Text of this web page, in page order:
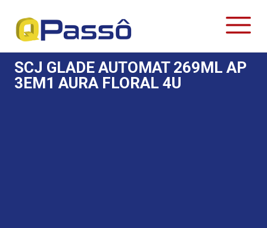
SCJ GLADE AUTOMAT 269ML AP
3EM1 AURA FLORAL 4U